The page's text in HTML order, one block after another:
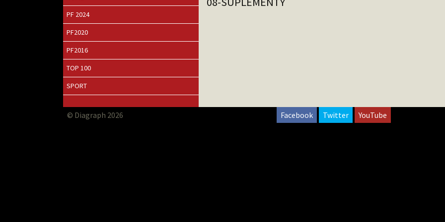
PF 2024
PF2020
PF2016
TOP 100
SPORT
© Diagraph 2026 Facebook Twitter YouTube